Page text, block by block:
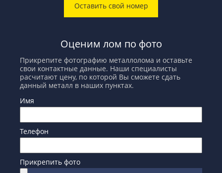
Оставить свой номер
Оценим лом по фото
Прикрепите фотографию металлолома и оставьте
свои контактные данные. Наши специалисты
расчитают цену, по которой Вы сможете сдать
данный металл в наших пунктах.
Имя
Телефон
Прикрепить фото